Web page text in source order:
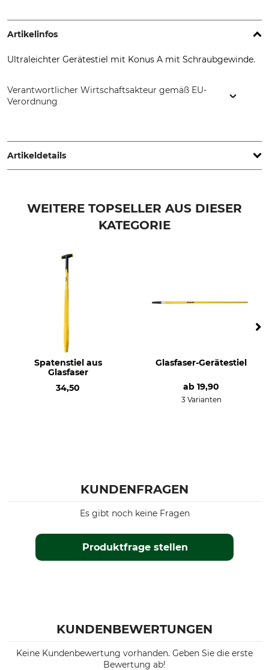
Artikelinfos
Ultraleichter Gerätestiel mit Konus A mit Schraubgewinde.
Verantwortlicher Wirtschaftsakteur gemäß EU-
Verordnung
www.australiantools.it
Artikeldetails
Herstellung
WEITERE TOPSELLER AUS DIESER
KATEGORIE
Spatenstiel aus
Glasfaser
34,50
Glasfaser-Gerätestiel
ab 19,90
3 Varianten
KUNDENFRAGEN
Produktfrage stellen
Es gibt noch keine Fragen
KUNDENBEWERTUNGEN
Keine Kundenbewertung vorhanden. Geben Sie die erste
Bewertung ab!